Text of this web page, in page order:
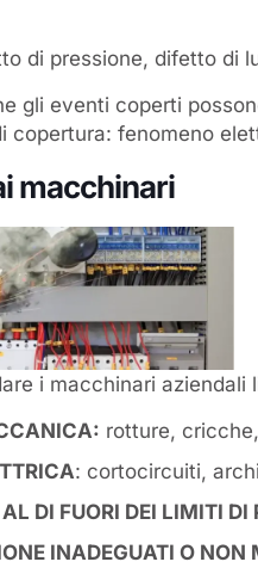
di pressione, difetto di
gli eventi coperti
copertura: fenomeno
macchinari
i macchinari aziendali
rotture,
: cortocircuiti,
DI FUORI DEI LIMITI DI
INADEGUATI O